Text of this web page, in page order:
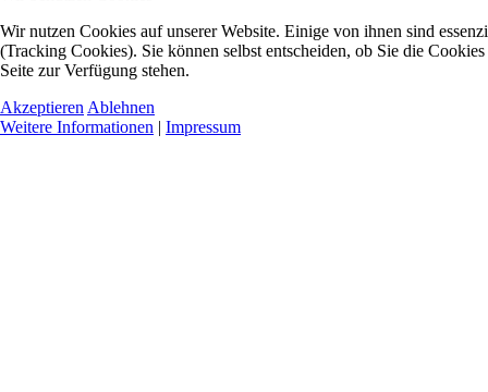
Wir nutzen Cookies auf unserer Website. Einige von ihnen sind
(Tracking Cookies). Sie können selbst entscheiden, ob Sie die
Seite zur Verfügung stehen.
Akzeptieren Ablehnen
Weitere Informationen | Impressum